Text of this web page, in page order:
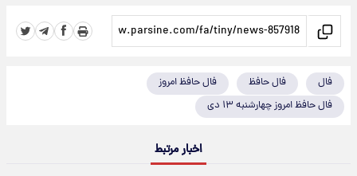
فال فال حافظ
فال حافظ امروز
فال حافظ امروز چهارشنبه ۱۳ دی
اخبار مرتبط